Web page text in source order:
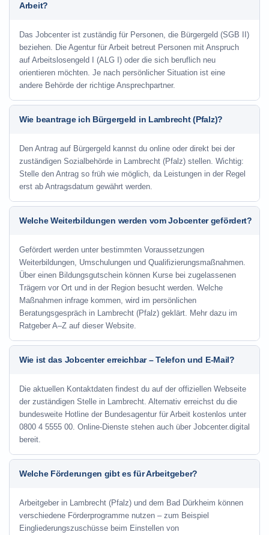
Arbeit?
Das Jobcenter ist zuständig für Personen, die Bürgergeld (SGB II)
beziehen. Die Agentur für Arbeit betreut Personen mit Anspruch
auf Arbeitslosengeld I (ALG I) oder die sich beruflich neu
orientieren möchten. Je nach persönlicher Situation ist eine
andere Behörde der richtige Ansprechpartner.
Wie beantrage ich Bürgergeld in Lambrecht (Pfalz)?
Den Antrag auf Bürgergeld kannst du online oder direkt bei der
zuständigen Sozialbehörde in Lambrecht (Pfalz) stellen. Wichtig:
Stelle den Antrag so früh wie möglich, da Leistungen in der Regel
erst ab Antragsdatum gewährt werden.
Welche Weiterbildungen werden vom Jobcenter gefördert?
Gefördert werden unter bestimmten Voraussetzungen
Weiterbildungen, Umschulungen und Qualifizierungsmaßnahmen.
Über einen Bildungsgutschein können Kurse bei zugelassenen
Trägern vor Ort und in der Region besucht werden. Welche
Maßnahmen infrage kommen, wird im persönlichen
Beratungsgespräch in Lambrecht (Pfalz) geklärt. Mehr dazu im
Ratgeber A–Z auf dieser Website.
Wie ist das Jobcenter erreichbar – Telefon und E-Mail?
Die aktuellen Kontaktdaten findest du auf der offiziellen Webseite
der zuständigen Stelle in Lambrecht. Alternativ erreichst du die
bundesweite Hotline der Bundesagentur für Arbeit kostenlos unter
0800 4 5555 00. Online-Dienste stehen auch über Jobcenter.digital
bereit.
Welche Förderungen gibt es für Arbeitgeber?
Arbeitgeber in Lambrecht (Pfalz) und dem Bad Dürkheim können
verschiedene Förderprogramme nutzen – zum Beispiel
Eingliederungszuschüsse beim Einstellen von